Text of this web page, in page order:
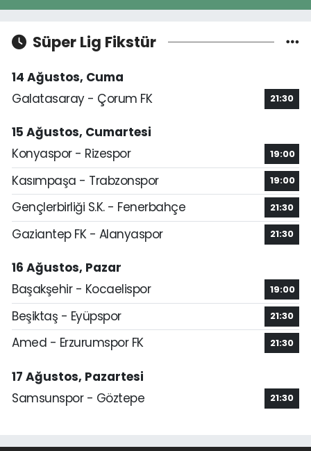
Süper Lig Fikstür
14 Ağustos, Cuma
Galatasaray - Çorum FK
21:30
15 Ağustos, Cumartesi
Konyaspor - Rizespor
19:00
Kasımpaşa - Trabzonspor 19:00
Gençlerbirliği S.K. - Fenerbahçe 21:30
Gaziantep FK - Alanyaspor 21:30
16 Ağustos, Pazar
Başakşehir - Kocaelispor
19:00
Beşiktaş - Eyüpspor 21:30
Amed - Erzurumspor FK 21:30
17 Ağustos, Pazartesi
Samsunspor - Göztepe
21:30